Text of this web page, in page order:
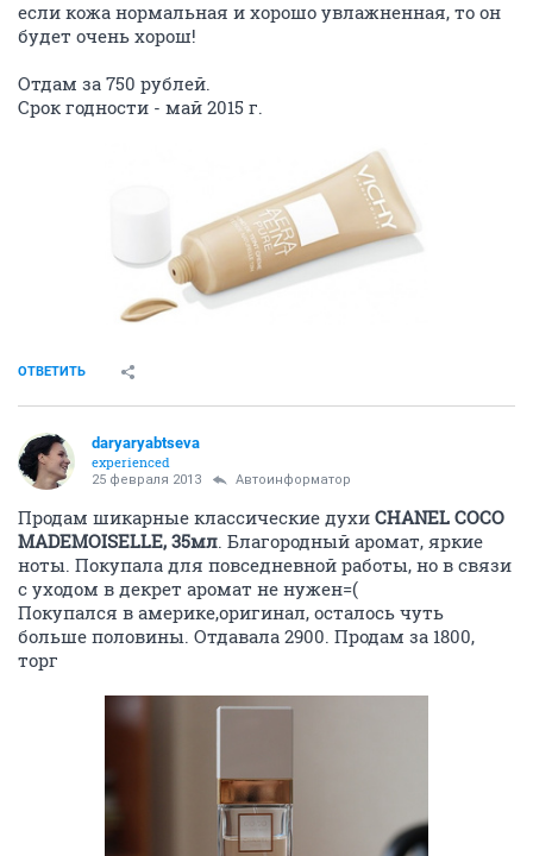
если кожа нормальная и хорошо увлажненная, то он
будет очень хорош!
Отдам за 750 рублей.
Срок годности - май 2015 г.
ОТВЕТИТЬ
daryaryabtseva
experienced
25 февраля 2013 Автоинформатор
Продам шикарные классические духи CHANEL COCO
MADEMOISELLE, 35мл. Благородный аромат, яркие
ноты. Покупала для повседневной работы, но в связи
с уходом в декрет аромат не нужен=(
Покупался в америке,оригинал, осталось чуть
больше половины. Отдавала 2900. Продам за 1800,
торг